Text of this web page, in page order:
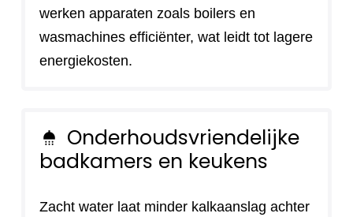
werken apparaten zoals boilers en
wasmachines efficiënter, wat leidt tot lagere
energiekosten.
shower
Onderhoudsvriendelijke
badkamers en keukens
Zacht water laat minder kalkaanslag achter